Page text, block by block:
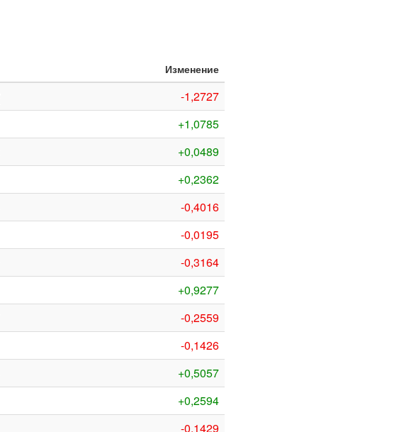
Изменение
-1,2727
+1,0785
+0,0489
+0,2362
-0,4016
-0,0195
-0,3164
+0,9277
-0,2559
-0,1426
+0,5057
+0,2594
-0,1429